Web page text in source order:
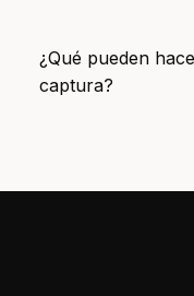
¿Qué pueden
captura?